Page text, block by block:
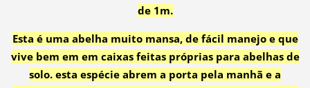
de 1m.
Esta é uma abelha muito mansa, de fácil manejo e que
vive bem em em caixas feitas próprias para abelhas de
solo. esta espécie abrem a porta pela manhã e a